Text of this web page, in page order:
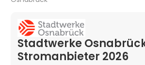
Stadtwerke
Stromanbieter 2026